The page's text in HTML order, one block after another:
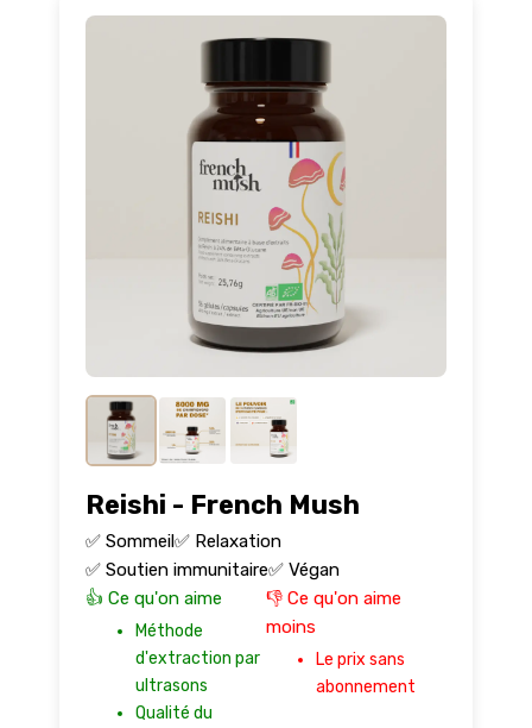
Reishi - French Mush
✅ Sommeil✅ Relaxation
✅ Soutien immunitaire✅ Végan
👍 Ce qu'on aime
Méthode
d'extraction par
ultrasons
Qualité du
👎 Ce qu'on aime
moins
Le prix sans
abonnement